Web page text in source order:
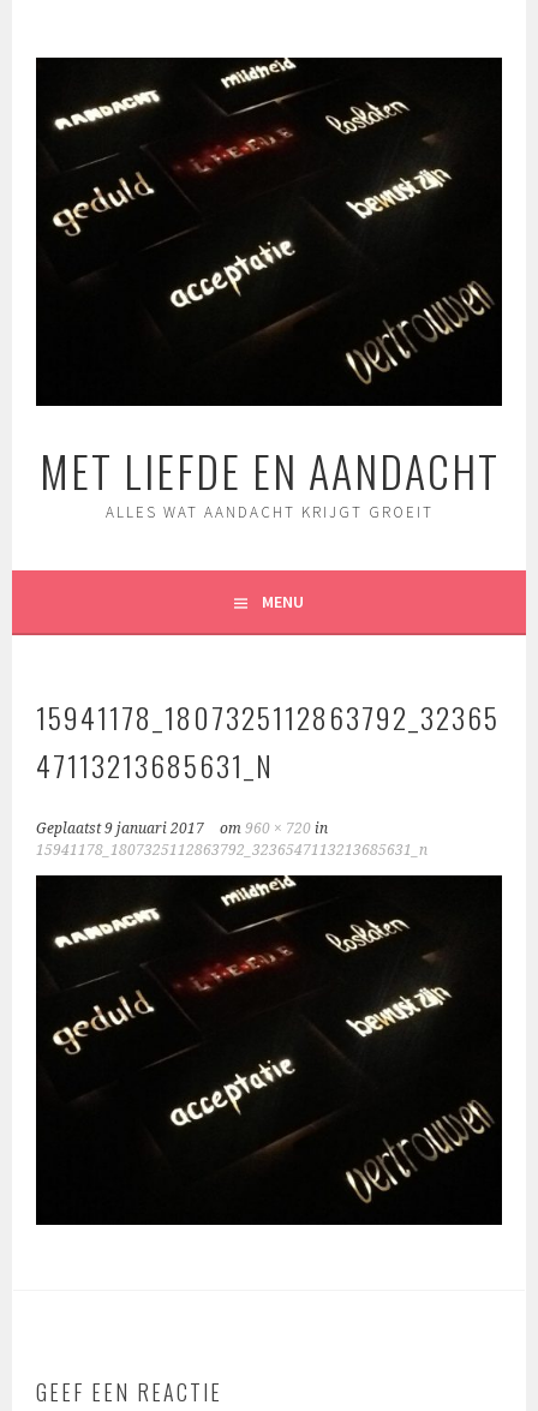
MET LIEFDE EN AANDACHT
ALLES WAT AANDACHT KRIJGT GROEIT
MENU
15941178_1807325112863792_32365
47113213685631_N
Geplaatst9 januari 2017 om960 × 720 in
15941178_1807325112863792_3236547113213685631_n
GEEF EEN REACTIE